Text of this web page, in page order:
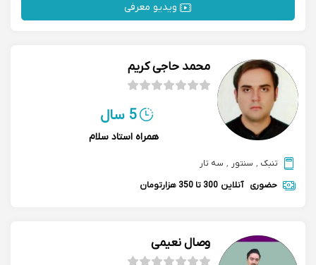
ویدیو معرفی
محمد حاجی کریم
5 سال
همراه استاد سلام
تنبک , سنتور , سه تار
حضوری
آنلاین 300 تا 350 هزارتومان
وصال نعیمی